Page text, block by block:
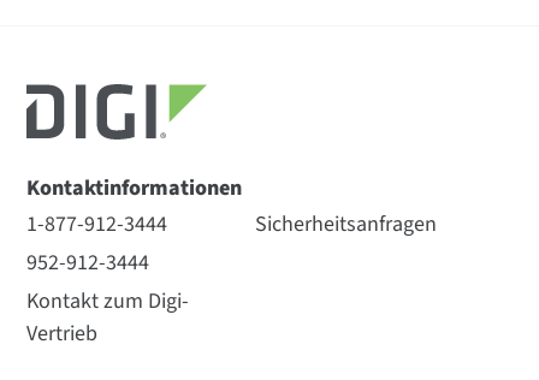
Kontaktinformationen
1-877-912-3444
952-912-3444
Kontakt zum Digi-
Vertrieb
Sicherheitsanfragen